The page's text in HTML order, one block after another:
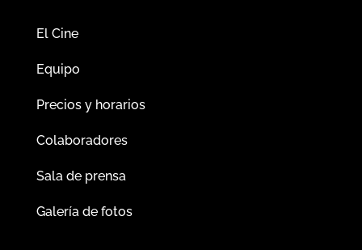
El Cine
Equipo
Precios y horarios
Colaboradores
Sala de prensa
Galería de fotos